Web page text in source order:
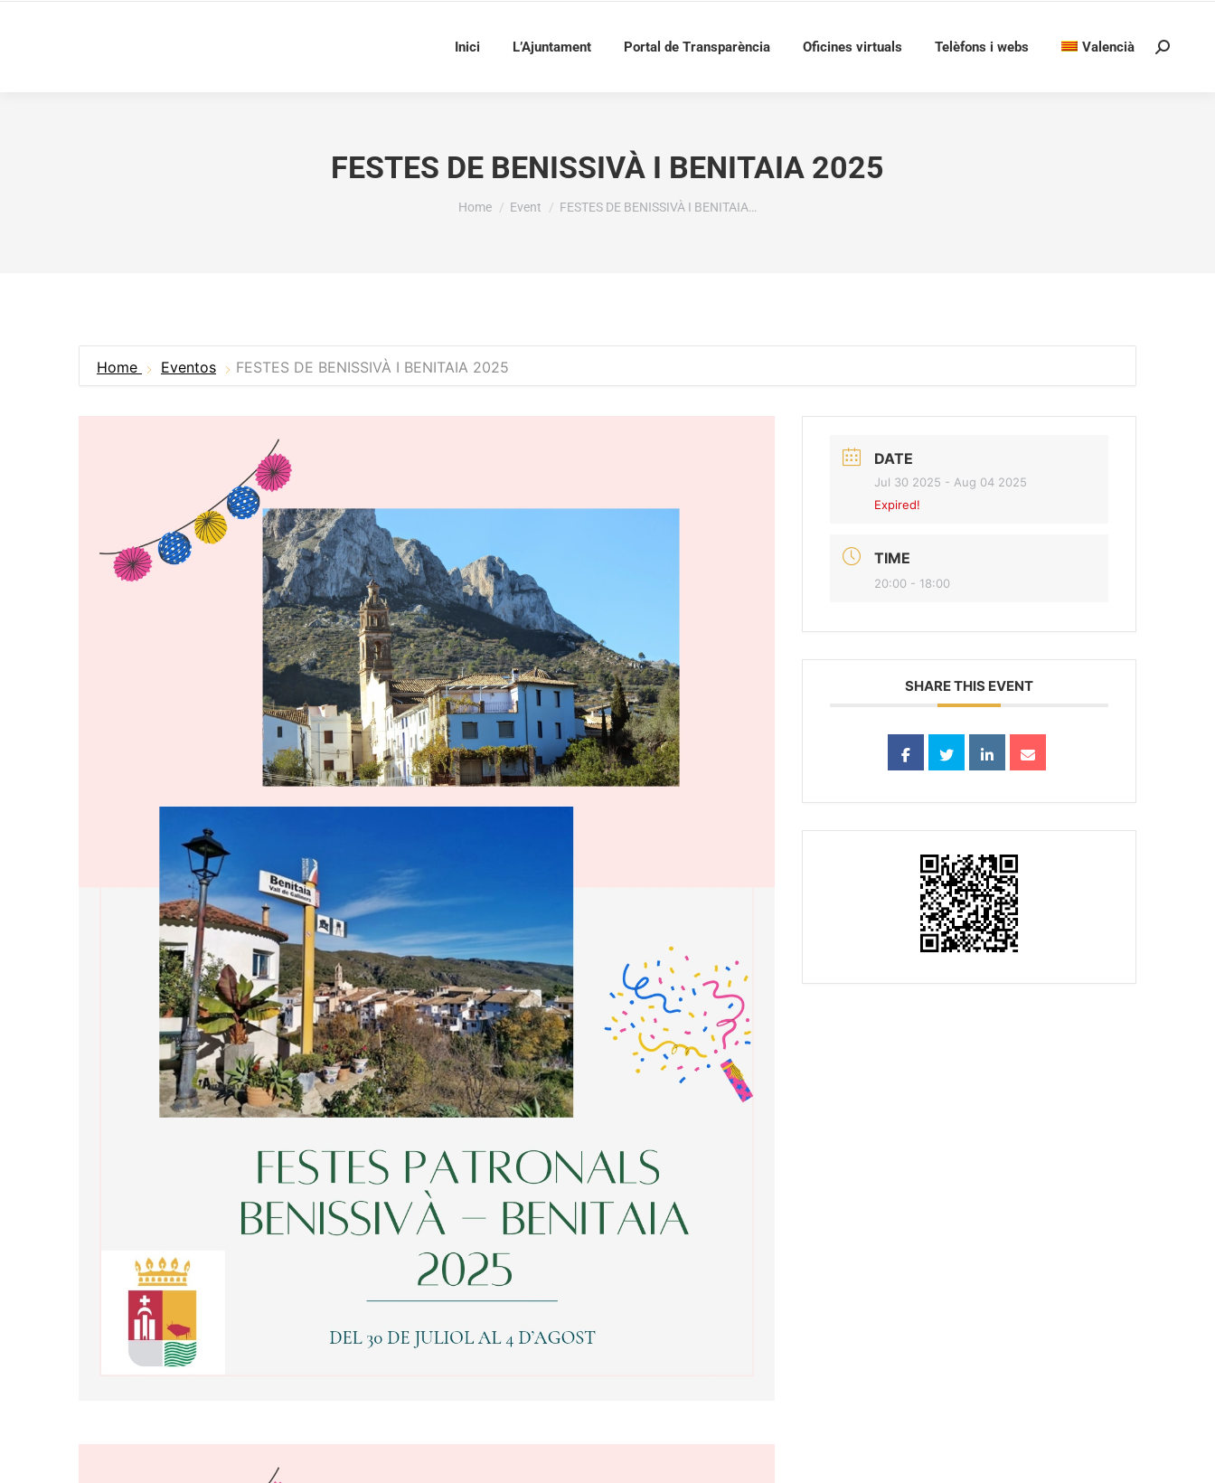
Inici L’Ajuntament Portal de Transparència Oficines virtuals Telèfons i webs Valencià Search:
FESTES DE BENISSIVÀ I BENITAIA 2025
You are here:
Home Event FESTES DE BENISSIVÀ I BENITAIA…
Home Eventos FESTES DE BENISSIVÀ I BENITAIA 2025
DATE
Jul 30 2025 - Aug 04 2025
Expired!
TIME
20:00 - 18:00
SHARE THIS EVENT